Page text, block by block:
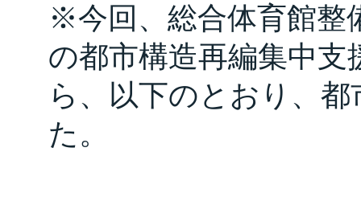
※今回、総合体育館整
の都市構造再編集中
ら、以下のとおり、
た。